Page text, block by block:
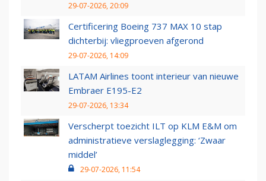
29-07-2026, 20:09
Certificering Boeing 737 MAX 10 stap
dichterbij: vliegproeven afgerond
29-07-2026, 14:09
LATAM Airlines toont interieur van nieuwe
Embraer E195-E2
29-07-2026, 13:34
Verscherpt toezicht ILT op KLM E&M om
administratieve verslaglegging: ‘Zwaar
middel’
29-07-2026, 11:54